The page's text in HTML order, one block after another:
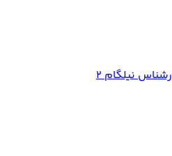
نیلگام 2